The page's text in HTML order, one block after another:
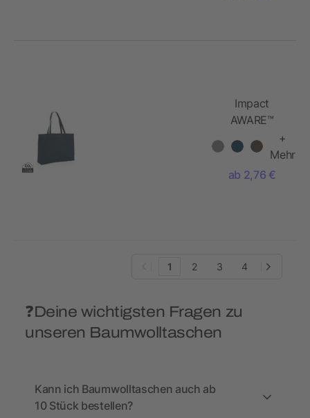
Impact
AWARE™
Baumwoll-
Shopper
+
Mehr
ab 2,76 €
1 2 3 4
❓Deine wichtigsten Fragen zu
unseren Baumwolltaschen
Kann ich Baumwolltaschen auch ab
10 Stück bestellen?